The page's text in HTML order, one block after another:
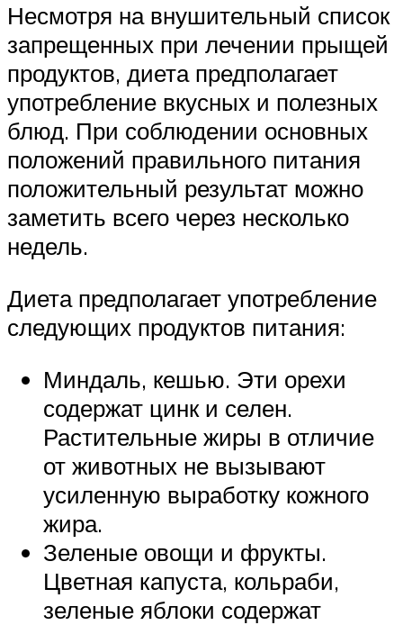
Несмотря на внушительный список
запрещенных при лечении прыщей
продуктов, диета предполагает
употребление вкусных и полезных
блюд. При соблюдении основных
положений правильного питания
положительный результат можно
заметить всего через несколько
недель.
Диета предполагает употребление
следующих продуктов питания:
Миндаль, кешью. Эти орехи
содержат цинк и селен.
Растительные жиры в отличие
от животных не вызывают
усиленную выработку кожного
жира.
Зеленые овощи и фрукты.
Цветная капуста, кольраби,
зеленые яблоки содержат